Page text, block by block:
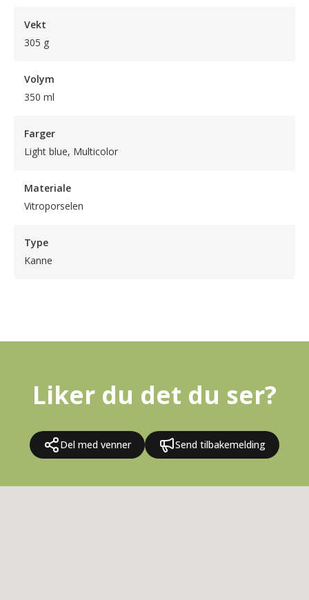
Vekt
305 g
Volym
350 ml
Farger
Light blue, Multicolor
Materiale
Vitroporselen
Type
Kanne
Liker du det du ser?
Del med venner Send tilbakemelding